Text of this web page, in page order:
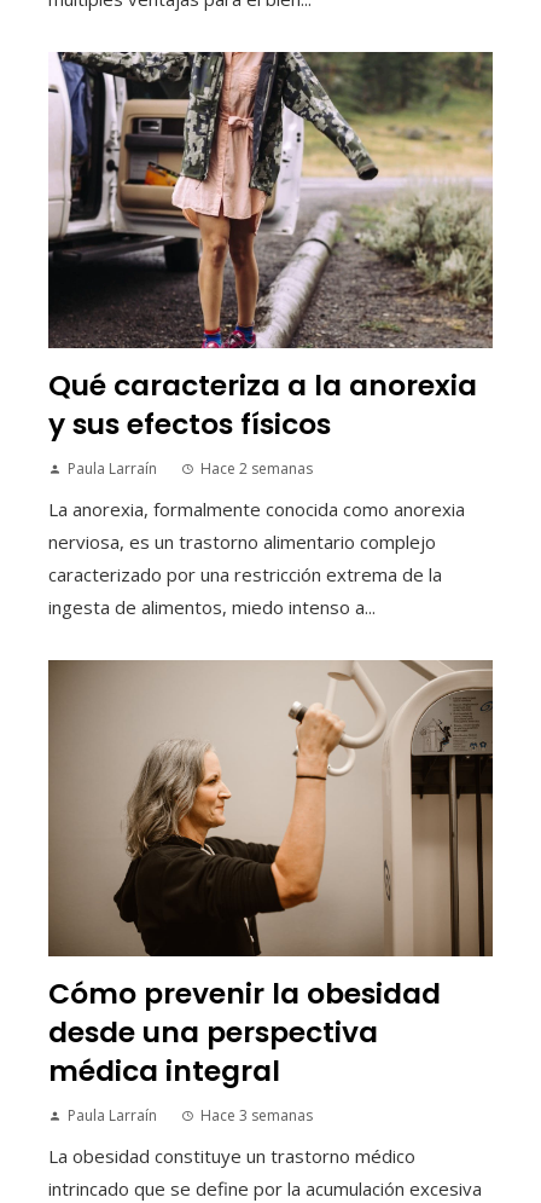
Qué caracteriza a la anorexia
y sus efectos físicos
Paula Larraín Hace 2 semanas
La anorexia, formalmente conocida como anorexia
nerviosa, es un trastorno alimentario complejo
caracterizado por una restricción extrema de la
ingesta de alimentos, miedo intenso a...
Cómo prevenir la obesidad
desde una perspectiva
médica integral
Paula Larraín Hace 3 semanas
La obesidad constituye un trastorno médico
intrincado que se define por la acumulación excesiva